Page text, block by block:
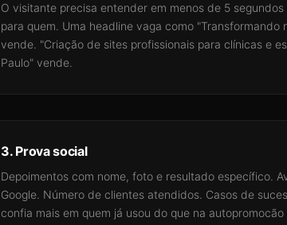
O visitante precisa entender em menos de 5
para quem. Uma headline vaga como "Transformando
vende. "Criação de sites profissionais para clínicas e
Paulo" vende.
3. Prova social
Depoimentos com nome, foto e resultado específico.
Google. Número de clientes atendidos. Casos de
confia mais em quem já usou do que na autopromocão